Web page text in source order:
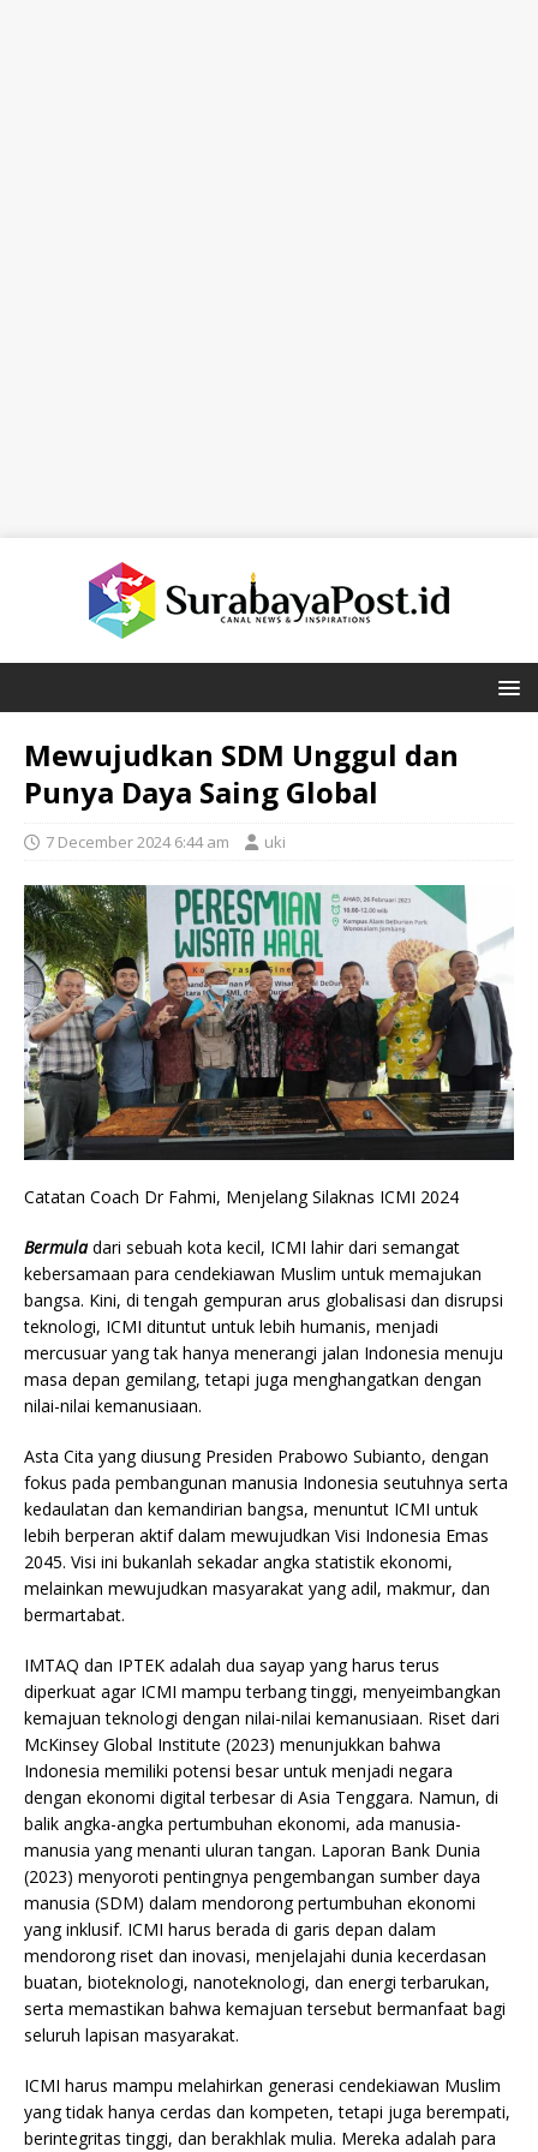
Mewujudkan SDM Unggul dan
Punya Daya Saing Global
7 December 2024 6:44 am uki
Catatan Coach Dr Fahmi, Menjelang Silaknas ICMI 2024
Bermuladari sebuah kota kecil, ICMI lahir dari semangat
kebersamaan para cendekiawan Muslim untuk memajukan
bangsa. Kini, di tengah gempuran arus globalisasi dan disrupsi
teknologi, ICMI dituntut untuk lebih humanis, menjadi
mercusuar yang tak hanya menerangi jalan Indonesia menuju
masa depan gemilang, tetapi juga menghangatkan dengan
nilai-nilai kemanusiaan.
Asta Cita yang diusung Presiden Prabowo Subianto, dengan
fokus pada pembangunan manusia Indonesia seutuhnya serta
kedaulatan dan kemandirian bangsa, menuntut ICMI untuk
lebih berperan aktif dalam mewujudkan Visi Indonesia Emas
2045. Visi ini bukanlah sekadar angka statistik ekonomi,
melainkan mewujudkan masyarakat yang adil, makmur, dan
bermartabat.
IMTAQ dan IPTEK adalah dua sayap yang harus terus
diperkuat agar ICMI mampu terbang tinggi, menyeimbangkan
kemajuan teknologi dengan nilai-nilai kemanusiaan. Riset dari
McKinsey Global Institute (2023) menunjukkan bahwa
Indonesia memiliki potensi besar untuk menjadi negara
dengan ekonomi digital terbesar di Asia Tenggara. Namun, di
balik angka-angka pertumbuhan ekonomi, ada manusia-
manusia yang menanti uluran tangan. Laporan Bank Dunia
(2023) menyoroti pentingnya pengembangan sumber daya
manusia (SDM) dalam mendorong pertumbuhan ekonomi
yang inklusif. ICMI harus berada di garis depan dalam
mendorong riset dan inovasi, menjelajahi dunia kecerdasan
buatan, bioteknologi, nanoteknologi, dan energi terbarukan,
serta memastikan bahwa kemajuan tersebut bermanfaat bagi
seluruh lapisan masyarakat.
ICMI harus mampu melahirkan generasi cendekiawan Muslim
yang tidak hanya cerdas dan kompeten, tetapi juga berempati,
berintegritas tinggi, dan berakhlak mulia. Mereka adalah para